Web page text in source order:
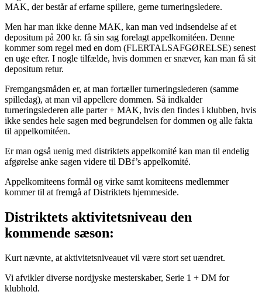
MAK, der består af erfarne spillere, gerne turneringsledere.
Men har man ikke denne MAK, kan man ved indsendelse af et
depositum på 200 kr. få sin sag forelagt appelkomitéen. Denne
kommer som regel med en dom (FLERTALSAFGØRELSE) senest
en uge efter. I nogle tilfælde, hvis dommen er snæver, kan man få sit
depositum retur.
Fremgangsmåden er, at man fortæller turneringslederen (samme
spilledag), at man vil appellere dommen. Så indkalder
turneringslederen alle parter + MAK, hvis den findes i klubben, hvis
ikke sendes hele sagen med begrundelsen for dommen og alle fakta
til appelkomitéen.
Er man også uenig med distriktets appelkomité kan man til endelig
afgørelse anke sagen videre til DBf’s appelkomité.
Appelkomiteens formål og virke samt komiteens medlemmer
kommer til at fremgå af Distriktets hjemmeside.
Distriktets aktivitetsniveau den
kommende sæson:
Kurt nævnte, at aktivitetsniveauet vil være stort set uændret.
Vi afvikler diverse nordjyske mesterskaber, Serie 1 + DM for
klubhold.